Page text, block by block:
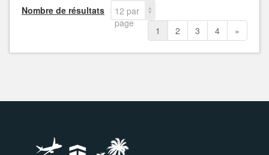
Nombre de résultats
12 par
page
1 2 3 4 »